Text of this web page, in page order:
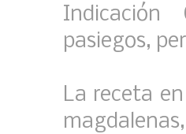
Indicación
pasiegos,
La receta